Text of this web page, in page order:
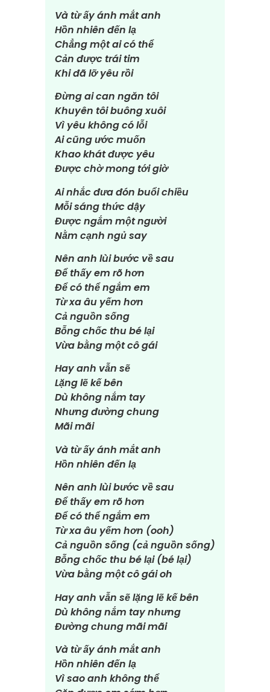
Và từ ấy ánh mắt anh
Hồn nhiên đến lạ
Chẳng một ai có thể
Cản được trái tim
Khi đã lỡ yêu rồi
Đừng ai can ngăn tôi
Khuyên tôi buông xuôi
Vì yêu không có lỗi
Ai cũng ước muốn
Khao khát được yêu
Được chờ mong tới giờ
Ai nhắc đưa đón buổi chiều
Mỗi sáng thức dậy
Được ngắm một người
Nằm cạnh ngủ say
Nên anh lùi bước về sau
Để thấy em rõ hơn
Để có thể ngắm em
Từ xa âu yếm hơn
Cả nguồn sống
Bỗng chốc thu bé lại
Vừa bằng một cô gái
Hay anh vẫn sẽ
Lặng lẽ kế bên
Dù không nắm tay
Nhưng đường chung
Mãi mãi
Và từ ấy ánh mắt anh
Hồn nhiên đến lạ
Nên anh lùi bước về sau
Để thấy em rõ hơn
Để có thể ngắm em
Từ xa âu yếm hơn (ooh)
Cả nguồn sống (cả nguồn sống)
Bỗng chốc thu bé lại (bé lại)
Vừa bằng một cô gái oh
Hay anh vẫn sẽ lặng lẽ kế bên
Dù không nắm tay nhưng
Đường chung mãi mãi
Và từ ấy ánh mắt anh
Hồn nhiên đến lạ
Vì sao anh không thể